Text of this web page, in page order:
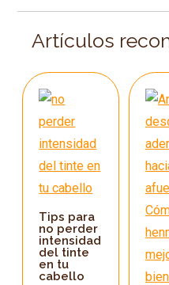
Artículos
Tips para
no perder
intensidad
del tinte
en tu
cabello